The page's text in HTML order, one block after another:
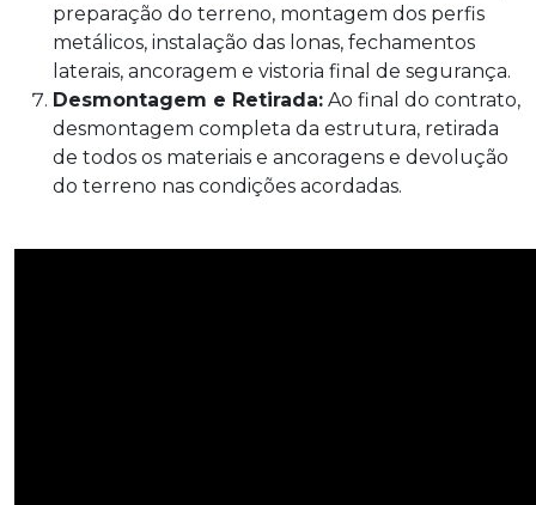
preparação do terreno, montagem dos perfis
metálicos, instalação das lonas, fechamentos
laterais, ancoragem e vistoria final de segurança.
Desmontagem e Retirada: Ao final do contrato,
desmontagem completa da estrutura, retirada
de todos os materiais e ancoragens e devolução
do terreno nas condições acordadas.